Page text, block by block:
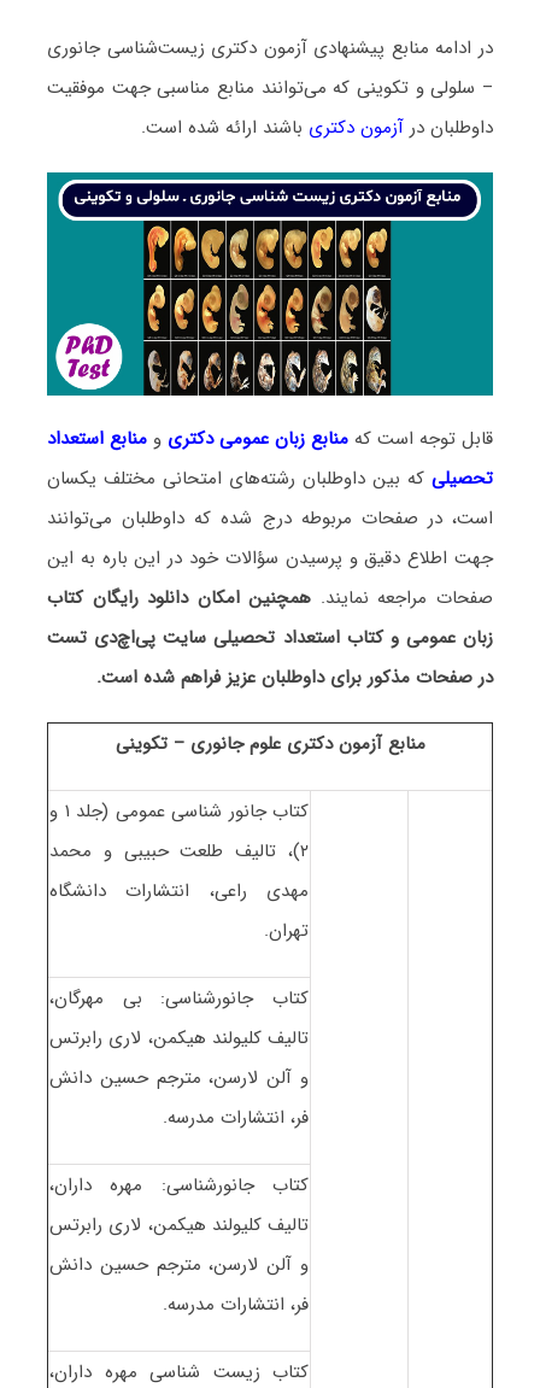
در ادامه منابع پیشنهادی آزمون دکتری زیست‌شناسی جانوری
– سلولی و تکوینی که می‌توانند منابع مناسبی جهت موفقیت
داوطلبان در آزمون دکتری باشند ارائه شده است.
قابل توجه است که منابع زبان عمومی دکتری و منابع استعداد
تحصیلیکه بین داوطلبان رشته‌های امتحانی مختلف یکسان
است، در صفحات مربوطه درج شده که داوطلبان می‌توانند
جهت اطلاع دقیق و پرسیدن سؤالات خود در این باره به این
صفحات مراجعه نمایند. همچنین امکان دانلود رایگان کتاب
زبان عمومی و کتاب استعداد تحصیلی سایت پی‌اچ‌دی تست
در صفحات مذکور برای داوطلبان عزیز فراهم شده است.
منابع آزمون دکتری علوم جانوری – تکوینی
کتاب جانور شناسی عمومی (جلد ۱ و
۲)، تالیف طلعت حبیبی و محمد
مهدی راعی، انتشارات دانشگاه
تهران.
کتاب جانورشناسی: بی مهرگان،
تالیف کلیولند هیکمن، لاری رابرتس
و آلن لارسن، مترجم حسین دانش
فر، انتشارات مدرسه.
کتاب جانورشناسی: مهره داران،
تالیف کلیولند هیکمن، لاری رابرتس
و آلن لارسن، مترجم حسین دانش
فر، انتشارات مدرسه.
کتاب زیست شناسی مهره داران،